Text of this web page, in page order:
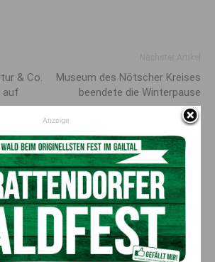
& Co.
auf
Museum des Nötscher Kreises
beendete die Winterpause
AKTUELLES
Leben ging zu Ende: Anna
im 106. Lebensjahr verstorben
8. August 2026
für 50 Jahre Chorleitung:
Anzeige